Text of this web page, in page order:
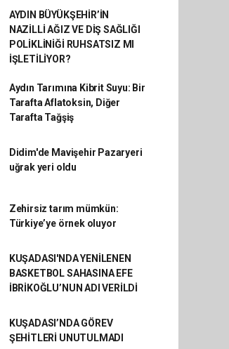
AYDIN BÜYÜKŞEHİR’İN
NAZİLLİ AĞIZ VE DİŞ SAĞLIĞI
POLİKLİNİĞİ RUHSATSIZ MI
İŞLETİLİYOR?
Aydın Tarımına Kibrit Suyu: Bir
Tarafta Aflatoksin, Diğer
Tarafta Tağşiş
Didim'de Mavişehir Pazaryeri
uğrak yeri oldu
Zehirsiz tarım mümkün:
Türkiye’ye örnek oluyor
KUŞADASI'NDA YENİLENEN
BASKETBOL SAHASINA EFE
İBRİKOĞLU’NUN ADI VERİLDİ
KUŞADASI’NDA GÖREV
ŞEHİTLERİ UNUTULMADI